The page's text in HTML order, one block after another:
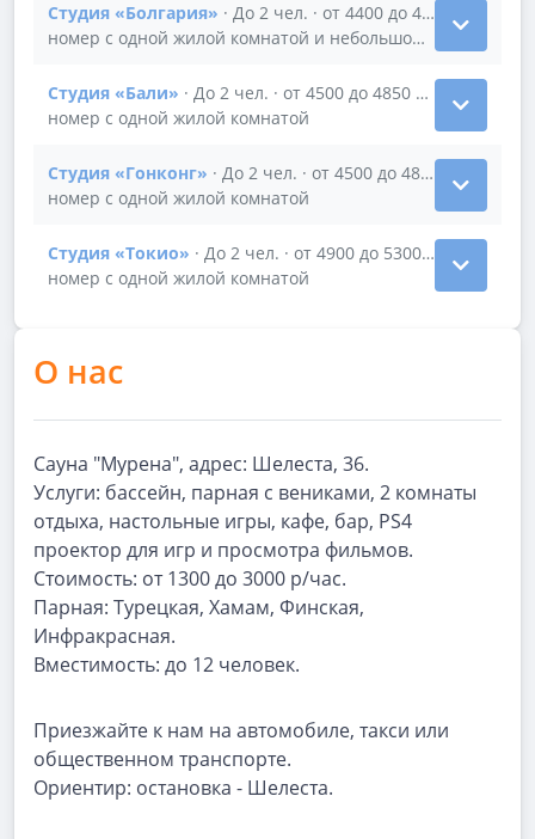
Студия «Болгария» · До 2 чел. · от 4400 до 4800 р/час
номер с одной жилой комнатой и небольшой кухней
Показать подробности зала Студия «Болгария»
Студия «Бали» · До 2 чел. · от 4500 до 4850 р/час
номер с одной жилой комнатой
Показать подробности зала Студия «Бали»
Студия «Гонконг» · До 2 чел. · от 4500 до 4850 р/час
номер с одной жилой комнатой
Показать подробности зала Студия «Гонконг»
Студия «Токио» · До 2 чел. · от 4900 до 5300 р/час
номер с одной жилой комнатой
Показать подробности зала Студия «Токио»
О нас
Сауна "Мурена", адрес: Шелеста, 36.
Услуги: бассейн, парная с вениками, 2 комнаты
отдыха, настольные игры, кафе, бар, PS4
проектор для игр и просмотра фильмов.
Стоимость: от 1300 до 3000 р/час.
Парная: Турецкая, Хамам, Финская,
Инфракрасная.
Вместимость: до 12 человек.
Приезжайте к нам на автомобиле, такси или
общественном транспорте.
Ориентир: остановка - Шелеста.